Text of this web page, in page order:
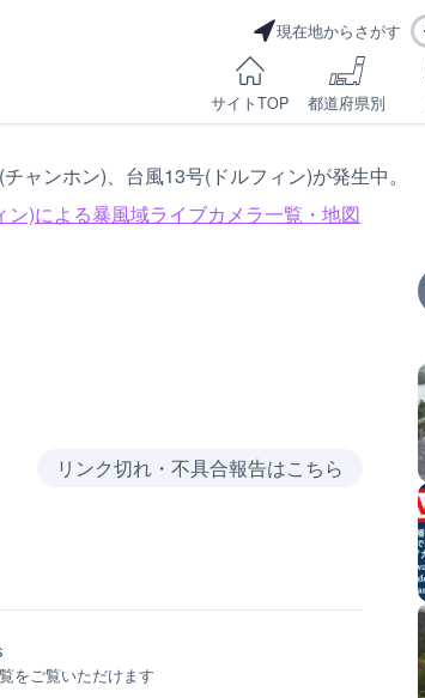
現在地からさがす
サイトTOP 都道府県別
ャンホン)、台風13号(ドルフィン)が発生中。
ン)による暴風域ライブカメラ一覧・地図
リンク切れ・不具合報告はこちら
をご覧いただけます